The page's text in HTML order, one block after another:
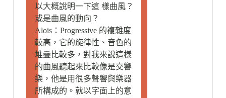
以大概說明一下這 樣曲風？
或是曲風的動向？
Alois：Progressive 的複雜度
較高，它的旋律性、音色的
堆疊比較多，對我來說這樣
的曲風聽起來比較像是交響
樂，他是用很多聲響與樂器
所構成的。就以字面上的意